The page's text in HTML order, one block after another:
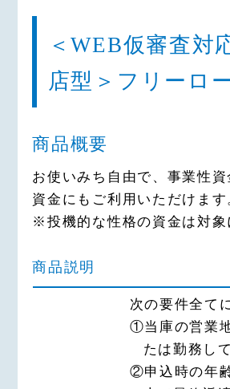
る期日管理等、継続的な
ける管理のため
（4）融資のお申込みや継
断等、金融商品やｻｰﾋﾞｽの
かる妥当性の判断のため
（6）与信事業に際して当
盟する個人信用情報機関
め
（7）他の事業者等から個
処理の全部または一部に
された場合等において、
当該業務を適切に遂行する
（8）申込人との契約や法
＜WEB仮審査対
店型＞フリーロ
商品概要
お使いみち自由で、事業性
資金にもご利用いただけます
※投機的な性格の資金は対象
商品説明
次の要件全て
①当庫の営業地区内に居住ま
たは勤務し
②申込時の年齢が満２０歳以